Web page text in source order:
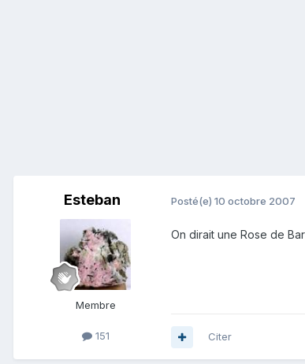
Esteban
Membre
151
Posté(e) 10 octobre 2007
On dirait une Rose de
Citer